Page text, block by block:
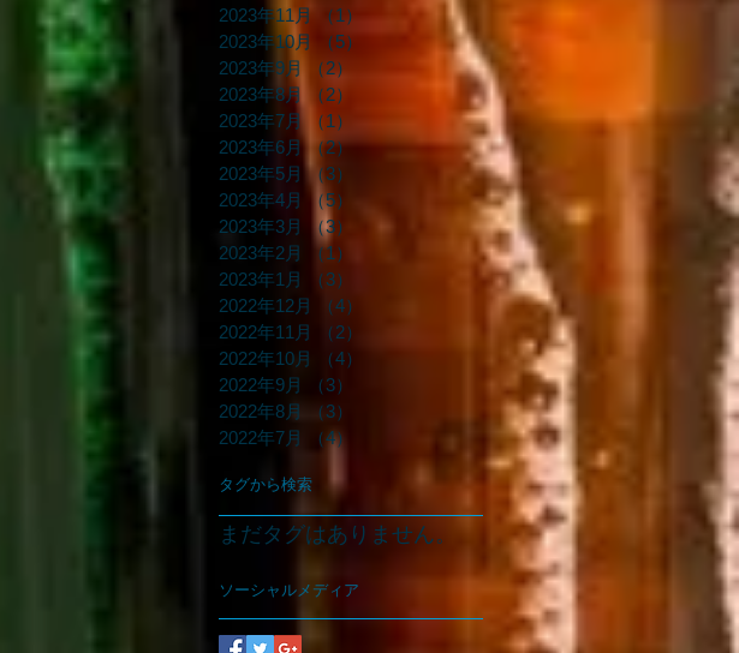
2023年11月
（1）
2023年10月
（5）
2023年9月
（2）
2023年8月
（2）
2023年7月
（1）
2023年6月
（2）2件の記事
2023年5月 （3）
2023年4月
（5）
2023年3月
（3）
2023年2月
（1）
2023年1月
（3）
2022年12月
（4）
2022年11月
（2）
2022年10月
（4）
2022年9月
（3）
2022年8月
（3）
2022年7月
（4）
タグから検索
まだタグはありません。
ソーシャルメディア